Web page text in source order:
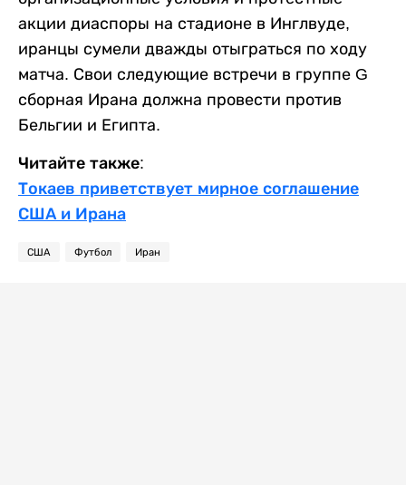
акции диаспоры на стадионе в Инглвуде,
иранцы сумели дважды отыграться по ходу
матча. Свои следующие встречи в группе G
сборная Ирана должна провести против
Бельгии и Египта.
Читайте также:
Токаев приветствует мирное соглашение
США и Ирана
США Футбол Иран